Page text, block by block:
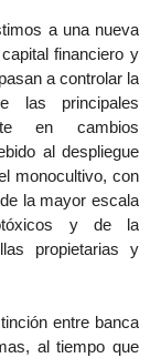
a una nueva
financiero y
a controlar la
las principales
en cambios
al despliegue
monocultivo, con
la mayor escala
y de la
propietarias y
entre banca
al tiempo que